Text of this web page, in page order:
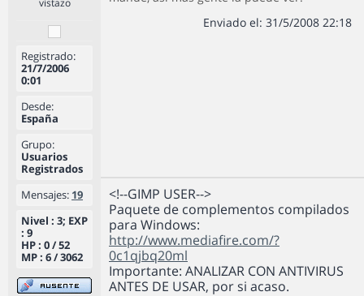
vistazo
Registrado:
21/7/2006
0:01
Desde:
España
Grupo:
Usuarios
Registrados
Mensajes: 19
Nivel : 3; EXP
: 9
HP : 0 / 52
MP : 6 / 3062
Enviado el: 31/5/2008 22:18
<!--GIMP USER-->
Paquete de complementos compilados
para Windows:
http://www.mediafire.com/?
0c1qjbq20ml
Importante: ANALIZAR CON ANTIVIRUS
ANTES DE USAR, por si acaso.